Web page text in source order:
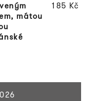
mátou
185 Kč